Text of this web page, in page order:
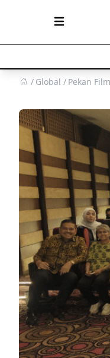
Open main menu
Global Pekan